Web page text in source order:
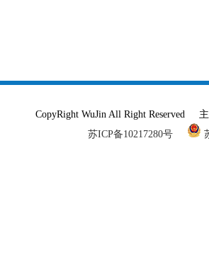
CopyRight WuJin All Right Reserved
苏ICP备10217280号